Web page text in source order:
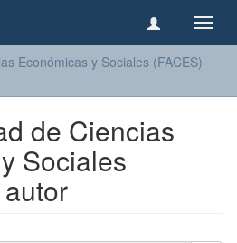
Económicas y Sociales (FACES)
de Ciencias
Sociales